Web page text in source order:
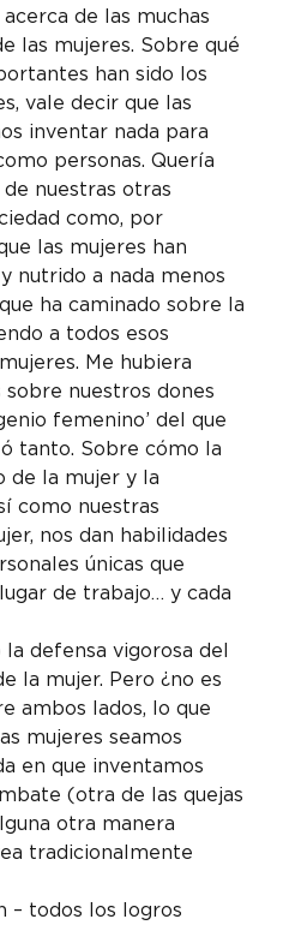
de las muchas
las mujeres. Sobre qué
han sido los
vale decir que las
inventar nada para
personas. Quería
nuestras otras
como, por
las mujeres han
nutrido a nada menos
ha caminado sobre la
a todos esos
Me hubiera
sobre nuestros dones
femenino’ del que
tanto. Sobre cómo la
de la mujer y la
como nuestras
nos dan habilidades
únicas que
de trabajo… y cada
defensa vigorosa del
la mujer. Pero ¿no es
ambos lados, lo que
mujeres seamos
en que inventamos
(otra de las quejas
otra manera
tradicionalmente
– todos los logros